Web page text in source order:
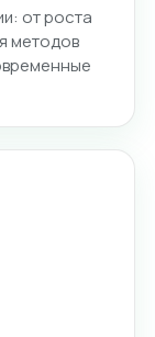
от роста
методов